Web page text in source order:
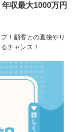
収最大1000万円
！顧客との直接やり
チャンス！